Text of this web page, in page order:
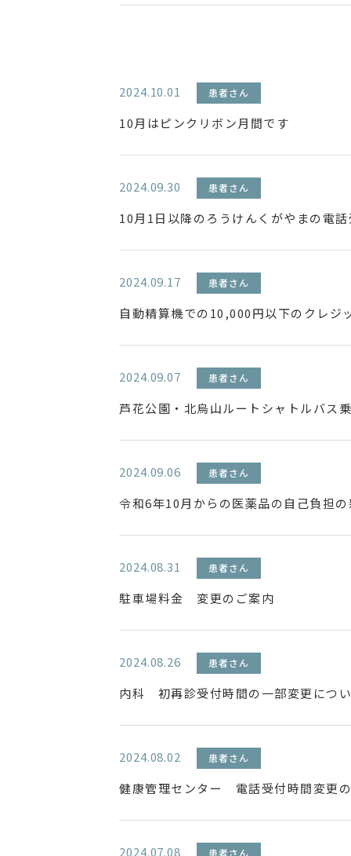
2024.10.01 患者さん
10月はピンクリボン月間です
2024.09.30 患者さん
10月1日以降のろうけんくがやまの電
2024.09.17 患者さん
自動精算機での10,000円以下のクレジ
2024.09.07 患者さん
芦花公園・北烏山ルートシャトルバス
2024.09.06 患者さん
令和6年10月からの医薬品の自己負担
2024.08.31 患者さん
駐車場料金 変更のご案内
2024.08.26 患者さん
内科 初再診受付時間の一部変更につ
2024.08.02 患者さん
健康管理センター 電話受付時間変更
2024.07.08 患者さん